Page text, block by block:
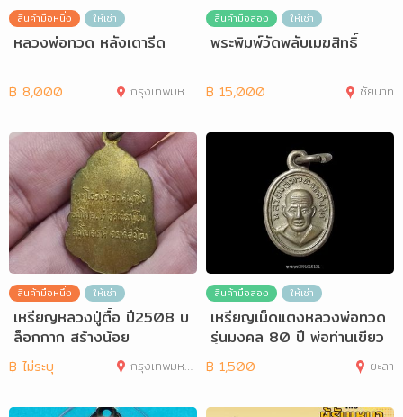
สินค้ามือหนึ่ง ให้เช่า
หลวงพ่อทวด หลังเตารีด
฿ 8,000 กรุงเทพมหานคร
สินค้ามือสอง ให้เช่า
พระพิมพ์วัดพลับเมฆสิทธิ์
฿ 15,000 ชัยนาท
สินค้ามือหนึ่ง ให้เช่า
เหรียญหลวงปู่ตื้อ ปี2508 บ
ล็อกกาก สร้างน้อย
฿ ไม่ระบุ กรุงเทพมหานคร
สินค้ามือสอง ให้เช่า
เหรียญเม็ดแตงหลวงพ่อทวด
รุ่นมงคล 80 ปี พ่อท่านเขียว
วัดห้วยเ
฿ 1,500 ยะลา